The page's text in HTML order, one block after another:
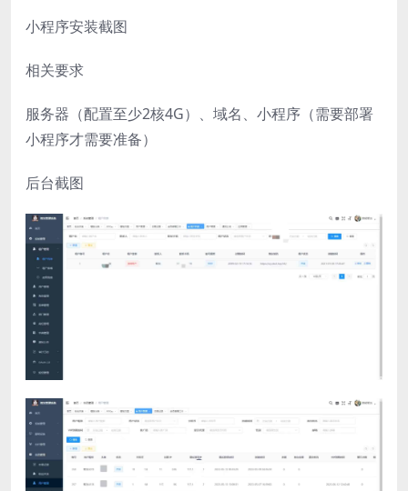
小程序安装截图
相关要求
服务器（配置至少2核4G）、域名、小程序（需要部署
小程序才需要准备）
后台截图